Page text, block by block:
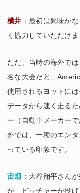
横井 ：最初は興味が
く協力していただけま
ただ、当時の海外で
名な大会だと、
使用されるヨットに
データから速く走る
ー（自動車メーカー
外では、一種のエン
っている印象です。
宙畑 ：大谷翔平さん
か、ピッチャーが投